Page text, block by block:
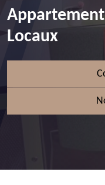
Locaux